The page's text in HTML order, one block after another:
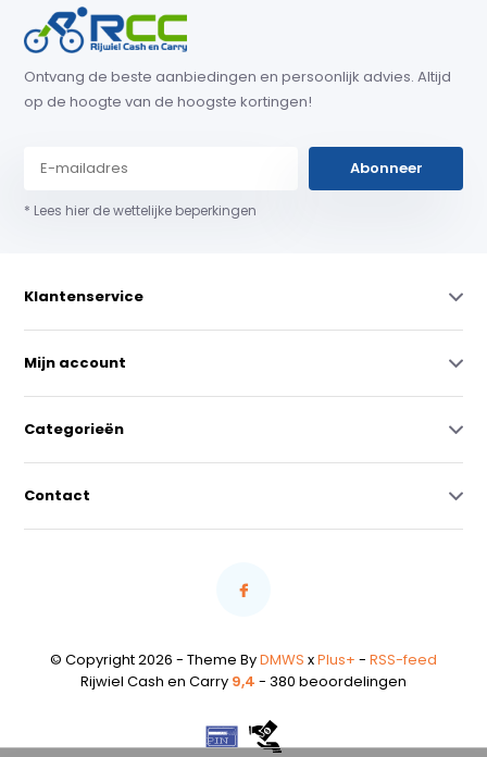
Ontvang de beste aanbiedingen en persoonlijk advies. Altijd
op de hoogte van de hoogste kortingen!
Abonneer
* Lees hier de wettelijke beperkingen
Klantenservice
Mijn account
Categorieën
Contact
© Copyright 2026 - Theme ByDMWS xPlus+ - RSS-feed
Rijwiel Cash en Carry 9,4 - 380 beoordelingen